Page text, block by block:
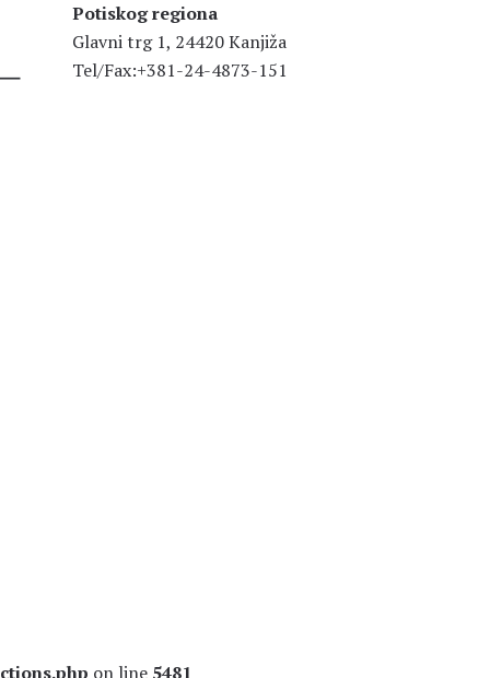
Potiskog regiona
Glavni trg 1, 24420 Kanjiža
Tel/Fax:+381-24-4873-151
on line 5481